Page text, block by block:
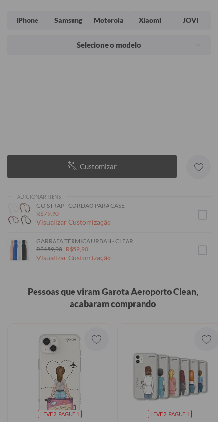
iPhone Samsung Motorola Xiaomi JOVI
Selecione o modelo
Customizar
ADICIONAR ITENS
GO STRAP - CORDÃO PARA CASE
R$79,90
Visualizar Customização
GARRAFA TÉRMICA URBAN - CLEAR
R$159,90 R$59,90
Visualizar Customização
Pessoas que viram Garota Aeroporto Clean,
acabaram comprando
LEVE 2, PAGUE 1 LEVE 2, PAGUE 1